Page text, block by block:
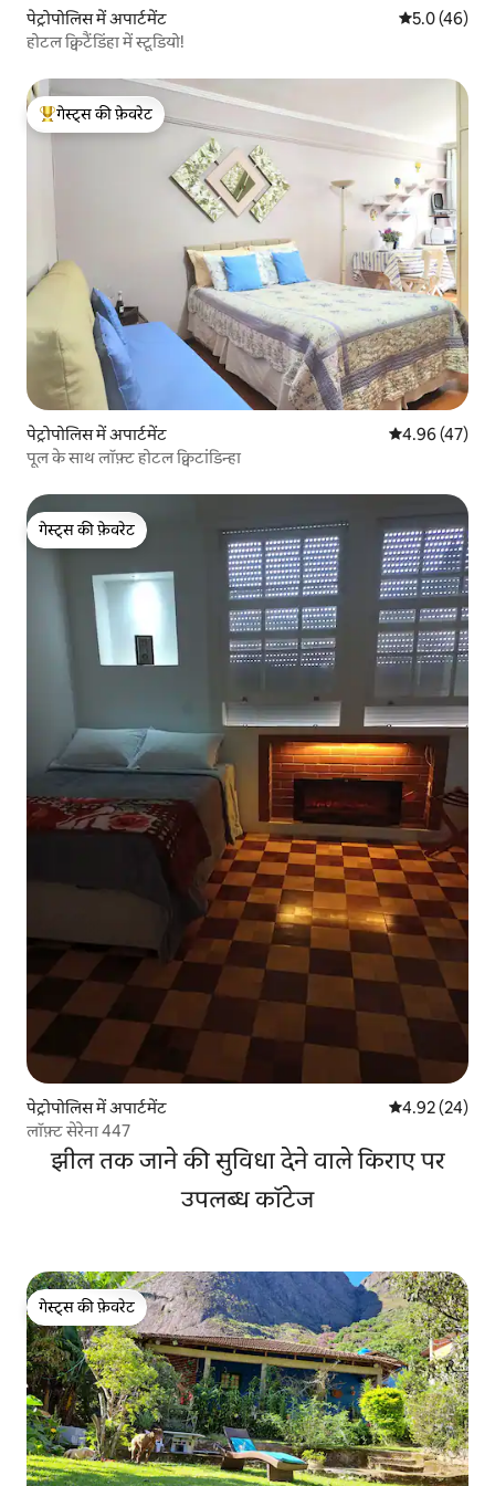
पेट्रोपोलिस में अपार्टमेंट औसत रेटिंग 5
5.0 (46)
होटल क्विटैंडिंहा में स्टूडियो!
गेस्ट्स का टॉप फ़ेवरेट
गेस्ट्स की फ़ेवरेट
पेट्रोपोलिस में अपार्टमेंट औसत रेटिंग 5 में
4.96 (47)
पूल के साथ लॉफ़्ट होटल क्विटांडिन्हा
गेस्ट्स की फ़ेवरेट
गेस्ट्स की फ़ेवरेट
पेट्रोपोलिस में अपार्टमेंट औसत रेटिंग 5 में
4.92 (24)
लॉफ़्ट सेरेना 447
झील तक जाने की सुविधा देने वाले किराए पर
उपलब्ध कॉटेज
गेस्ट्स की फ़ेवरेट
गेस्ट्स की फ़ेवरेट